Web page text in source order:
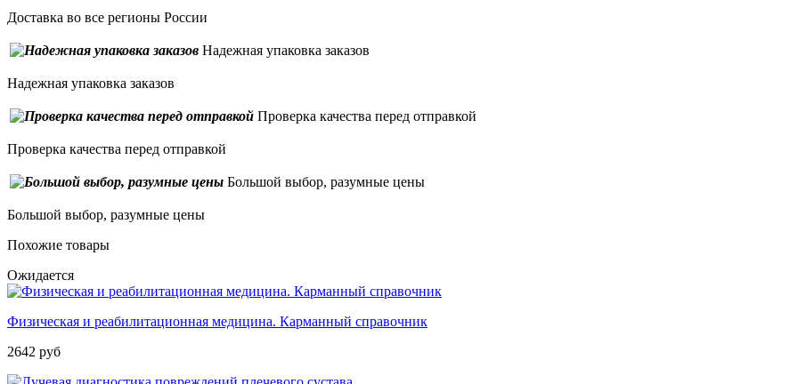
Доставка во все регионы России
Надежная упаковка заказов
Надежная упаковка заказов
Проверка качества перед отправкой
Проверка качества перед отправкой
Большой выбор, разумные цены
Большой выбор, разумные цены
Похожие товары
Ожидается
Физическая и реабилитационная медицина. Карманный справочник
2642 руб